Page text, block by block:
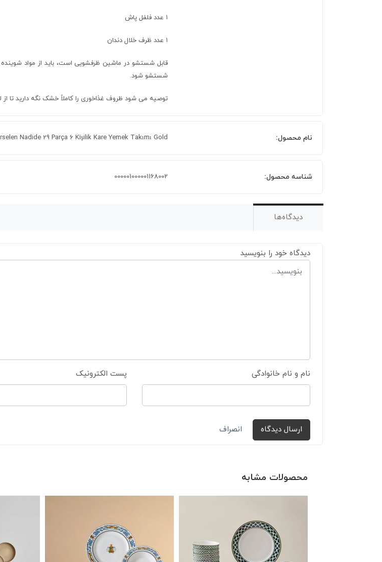
۱ عدد فلفل پاش
۱ عدد ظرف خلال دندان
قابل شستشو در ماشین ظرفشویی است، باید از مواد
شستشو شود.
توصیه می شود ظروف غذاخوری را کاملاً خشک نگه دارید تا
نام محصول: Nadide 29 Parça 6 Kişilik Kare Yemek Takımı Gold
شناسه محصول: 000001000001168002
دیدگاه‌ها
دیدگاه خود را بنویسید
نام و نام خانوادگی پست الکترونیک
ارسال دیدگاه انصراف
محصولات مشابه